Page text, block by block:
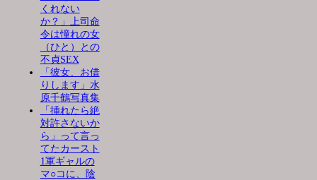
くれない
か？」上司命
令は憧れの女
（ひと）との
不貞SEX
「彼女、お借
りします」水
原千鶴写真集
「挿れたら絶
対許さないか
ら」って言っ
てたカースト
1軍ギャルの
マ○コに、陰